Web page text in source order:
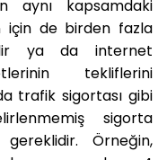
aynı kapsamdaki
için de birden fazla
ya da internet
tekliflerini
trafik sigortası gibi
sigorta
Örneğin,